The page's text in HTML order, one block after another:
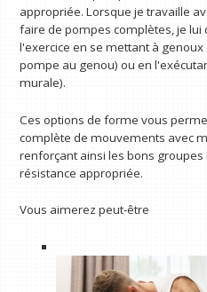
appropriée. Lorsque je travaille
faire de pompes complètes, je
l'exercice en se mettant à
pompe au genou) ou en
murale).
Ces options de forme vous
complète de mouvements avec
renforçant ainsi les bons
résistance appropriée.
Vous aimerez peut-être